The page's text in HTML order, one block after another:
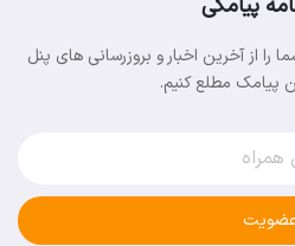
پیامکی
را از آخرین اخبار و بروزرسانی های پنل
پیامک مطلع کنیم.